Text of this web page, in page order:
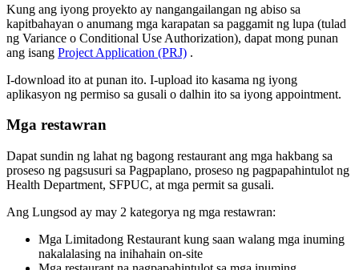
Kung ang iyong proyekto ay nangangailangan ng abiso sa
kapitbahayan o anumang mga karapatan sa paggamit ng lupa (tulad
ng Variance o Conditional Use Authorization), dapat mong punan
ang isang Project Application (PRJ) .
I-download ito at punan ito. I-upload ito kasama ng iyong
aplikasyon ng permiso sa gusali o dalhin ito sa iyong appointment.
Mga restawran
Dapat sundin ng lahat ng bagong restaurant ang mga hakbang sa
proseso ng pagsusuri sa Pagpaplano, proseso ng pagpapahintulot ng
Health Department, SFPUC, at mga permit sa gusali.
Ang Lungsod ay may 2 kategorya ng mga restawran:
Mga Limitadong Restaurant kung saan walang mga inuming
nakalalasing na inihahain on-site